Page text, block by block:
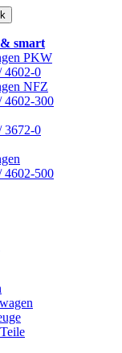
smart
PKW
4602-0
NFZ
4602-300
3672-0
4602-500